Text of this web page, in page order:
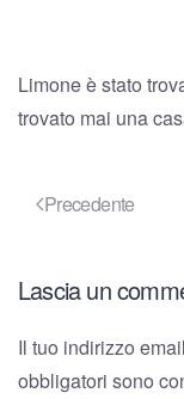
Limone è stato
trovato mai una
Precedente
Lascia un
Il tuo indirizzo
obbligatori sono